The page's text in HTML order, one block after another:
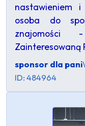
nastawieniem
osoba do
znajomości
Zainteresowaną
sponsor dla pani
ID: 484964